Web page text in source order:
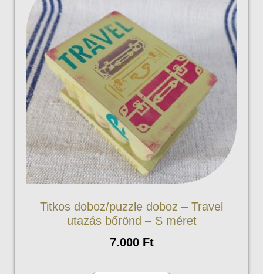
Titkos doboz/puzzle doboz – Travel
utazás bőrönd – S méret
7.000 Ft